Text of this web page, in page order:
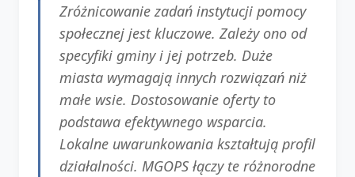
Zróżnicowanie zadań instytucji pomocy
społecznej jest kluczowe. Zależy ono od
specyfiki gminy i jej potrzeb. Duże
miasta wymagają innych rozwiązań niż
małe wsie. Dostosowanie oferty to
podstawa efektywnego wsparcia.
Lokalne uwarunkowania kształtują profil
działalności. MGOPS łączy te różnorodne